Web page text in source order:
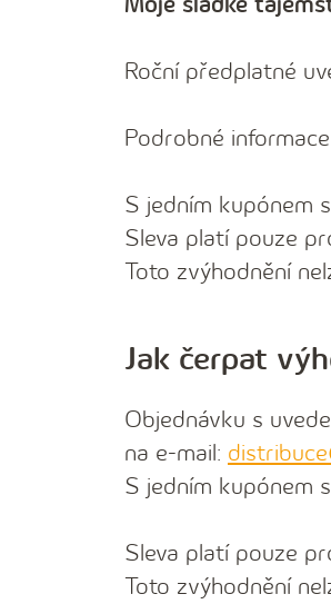
Roční předplatné
Podrobné
S jedním kupónem
Sleva platí pouze
Toto zvýhodnění
Jak čerpat
Objednávku s
na e-mail:
S jedním kupónem
Sleva platí pouze
Toto zvýhodnění